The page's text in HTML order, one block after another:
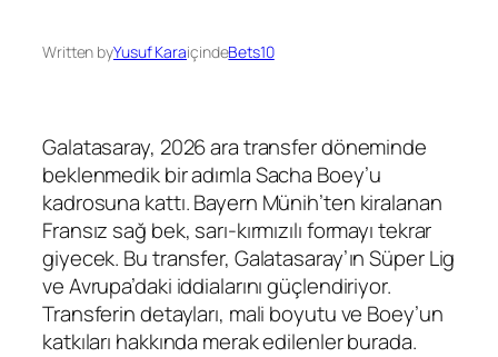
Written byYusuf KaraiçindeBets10
Galatasaray, 2026 ara transfer döneminde
beklenmedik bir adımla Sacha Boey’u
kadrosuna kattı. Bayern Münih’ten kiralanan
Fransız sağ bek, sarı-kırmızılı formayı tekrar
giyecek. Bu transfer, Galatasaray’ın Süper Lig
ve Avrupa’daki iddialarını güçlendiriyor.
Transferin detayları, mali boyutu ve Boey’un
katkıları hakkında merak edilenler burada.